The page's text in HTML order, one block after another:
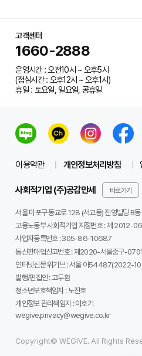
고객센터
1660-2888
운영시간 : 오전10시 ~ 오후5시
(점심시간 : 오후12시 ~ 오후1시)
휴일 : 토요일, 일요일, 공휴일
이용약관 개인정보처리방침
사회적기업 (주)공감만세 바로가기
서울 마포구 동교로 128 (서교동) 진영빌딩 B
고용노동부 사회적기업 지정번호 : 제 2012-
사업자등록번호 :305-86-10687
통신판매업신고번호 :제2020-서울중구-
인터넷신문 위기브 :서울 아54487(2022-
발행/편집인 :고두환
청소년보호책임자 :노진호
개인정보 관리책임자 :이호기
wegive.privacy@wegive.co.kr
Copyright© WEGIVE. All Rights